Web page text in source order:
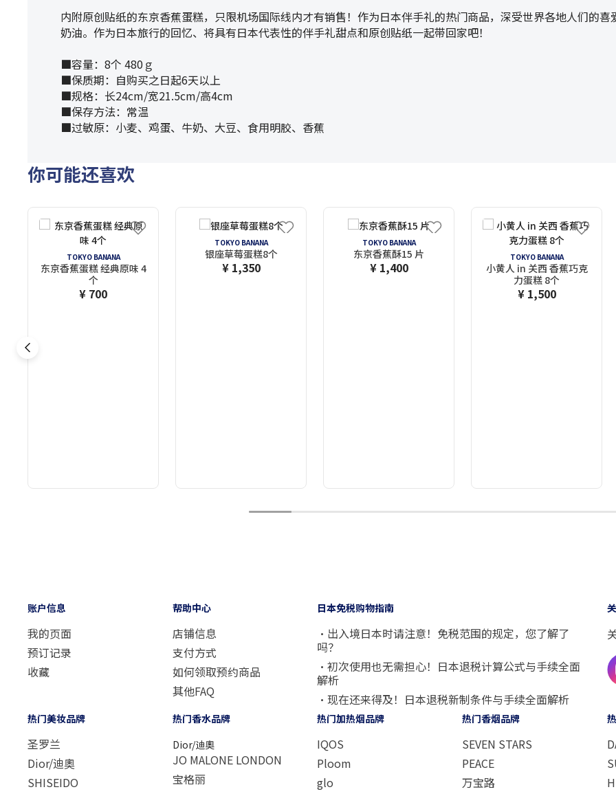
内附原创贴纸的东京香蕉蛋糕，只限机场国际线内才有销售！作为日本伴手礼的热门商品，深受世界各地人们的
奶油。作为日本旅行的回忆、将具有日本代表性的伴手礼甜点和原创贴纸一起带回家吧！
■容量：8个 480ｇ
■保质期：自购买之日起6天以上
■规格：长24cm/宽21.5cm/高4cm
■保存方法：常温
■过敏原：小麦、鸡蛋、牛奶、大豆、食用明胶、香蕉
你可能还喜欢
TOKYO BANANA
东京香蕉蛋糕 经典原味 4
个
¥ 700
TOKYO BANANA
银座草莓蛋糕8个
¥ 1,350
TOKYO BANANA
东京香蕉酥15 片
¥ 1,400
TOKYO BANANA
小黄人 in 关西 香蕉巧克
力蛋糕 8个
¥ 1,500
1 2 3 4 5 6 7 8 9
账户信息
我的页面
预订记录
收藏
帮助中心
店铺信息
支付方式
如何领取预约商品
其他FAQ
日本免税购物指南
・出入境日本时请注意！免税范围的规定，您了解了
吗？
・初次使用也无需担心！日本退税计算公式与手续全面
解析
・现在还来得及！日本退税新制条件与手续全面解析
热门美妆品牌
圣罗兰
Dior/迪奧
SHISEIDO
热门香水品牌
Dior/迪奧
JO MALONE LONDON
宝格丽
热门加热烟品牌
IQOS
Ploom
glo
热门香烟品牌
SEVEN STARS
PEACE
万宝路